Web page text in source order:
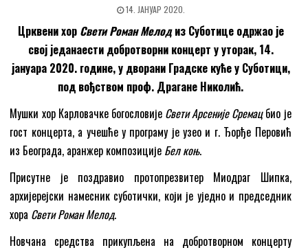
14. ЈАНУАР 2020.
Црквени хор Свети Роман Мелодиз Суботице одржао је
свој једанаести добротворни концерт у уторак, 14.
јануара 2020. године, у дворани Градске куће у Суботици,
под вођством проф. Драгане Николић.
Мушки хор Карловачке богословије Свети Арсеније Сремацбио је
гост концерта, а учешће у програму је узео и г. Ђорђе Перовић
из Београда, аранжер композиције Бел коњ.
Присутне је поздравио протопрезвитер Миодраг Шипка,
архијерејски намесник суботички, који је уједно и председник
хора Свети Роман Мелод.
Новчана средства прикупљена на добротворном концерту